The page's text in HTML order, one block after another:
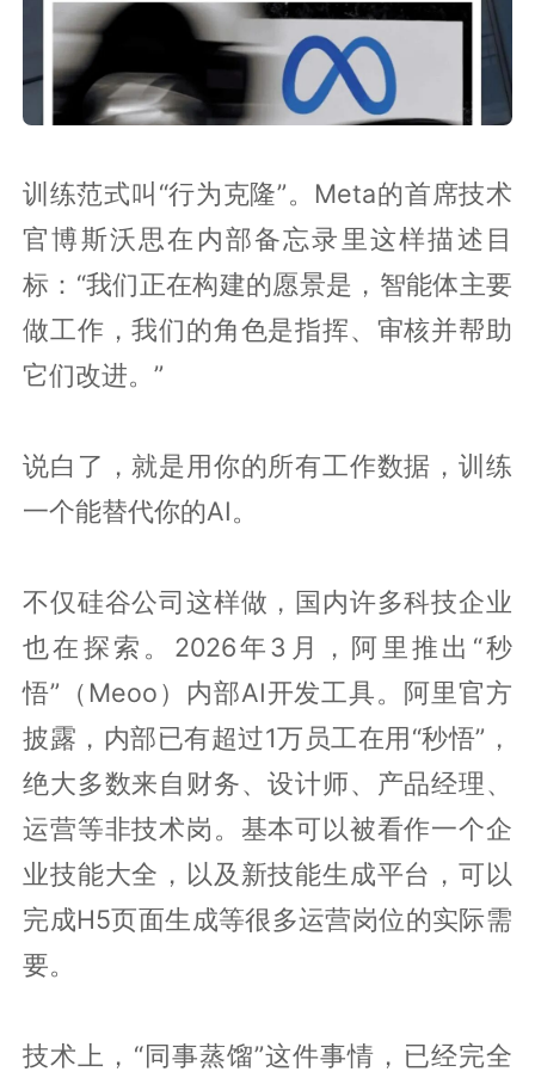
训练范式叫“行为克隆”。Meta的首席技术
官博斯沃思在内部备忘录里这样描述目
标：“我们正在构建的愿景是，智能体主要
做工作，我们的角色是指挥、审核并帮助
它们改进。”
说白了，就是用你的所有工作数据，训练
一个能替代你的AI。
不仅硅谷公司这样做，国内许多科技企业
也在探索。2026年3月，阿里推出“秒
悟”（Meoo）内部AI开发工具。阿里官方
披露，内部已有超过1万员工在用“秒悟”，
绝大多数来自财务、设计师、产品经理、
运营等非技术岗。基本可以被看作一个企
业技能大全，以及新技能生成平台，可以
完成H5页面生成等很多运营岗位的实际需
要。
技术上，“同事蒸馏”这件事情，已经完全